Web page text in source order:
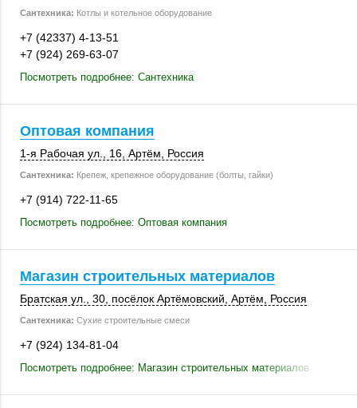
Сантехника: Котлы и котельное оборудование
+7 (42337) 4-13-51
+7 (924) 269-63-07
Посмотреть подробнее: Сантехника
Оптовая компания
1-я Рабочая ул., 16 Артём Россия
Сантехника: Крепеж, крепежное оборудование (болты, гайки)
+7 (914) 722-11-65
Посмотреть подробнее: Оптовая компания
Магазин строительных материалов
Братская ул., 30 посёлок Артёмовский Артём Россия
Сантехника: Сухие строительные смеси
+7 (924) 134-81-04
Посмотреть подробнее: Магазин строительных материалов